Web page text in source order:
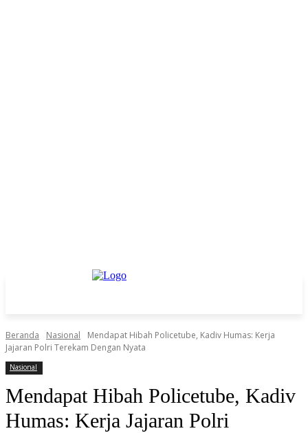
Beranda Nasional
Mendapat Hibah Policetube, Kadiv Humas: Kerja
Jajaran Polri Terekam Dengan Nyata
Nasional
Mendapat Hibah Policetube, Kadiv
Humas: Kerja Jajaran Polri